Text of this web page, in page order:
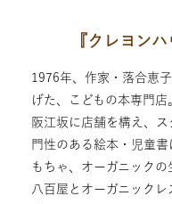
『クレヨン
1976年、作家・落合恵
げた、こどもの本専門
阪江坂に店舗を構え、
門性のある絵本・児童
もちゃ、オーガニック
八百屋とオーガニック